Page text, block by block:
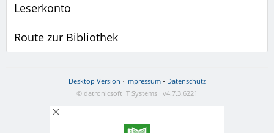
Leserkonto
Route zur Bibliothek
Desktop Version · Impressum- Datenschutz
© datronicsoft IT Systems · v4.7.3.6221